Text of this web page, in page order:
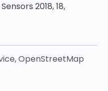
Sensors 2018, 18,
,OpenStreetMap